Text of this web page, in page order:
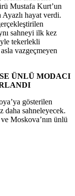
Mustafa Kurt’un
Ayazlı hayat verdi.
sahneyi ilk kez
tekerlekli
vazgeçmeyen
ÜNLÜ MODACI
gösterilen
daha sahneleyecek.
Moskova’nın ünlü